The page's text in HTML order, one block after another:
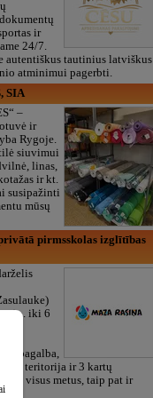
ir
24/7.
autentiškus tautinius latviškus
atminimui pagerbti.
SIA
–
ir
Rygoje.
siuvimui
linas,
ir kt.
susipažinti
mūsų
pirmsskolas izglītības
mėn. iki 6
pagalba,
teritorija ir 3 kartų
visus metus, taip pat ir